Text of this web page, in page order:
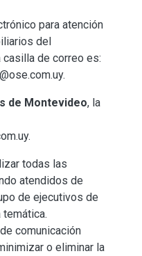
para atención
del
casilla de correo es:
de Montevideo, la
todas las
atendidos de
de ejecutivos de
comunicación
o eliminar la